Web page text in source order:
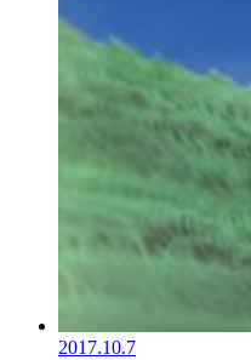
2017.10.7